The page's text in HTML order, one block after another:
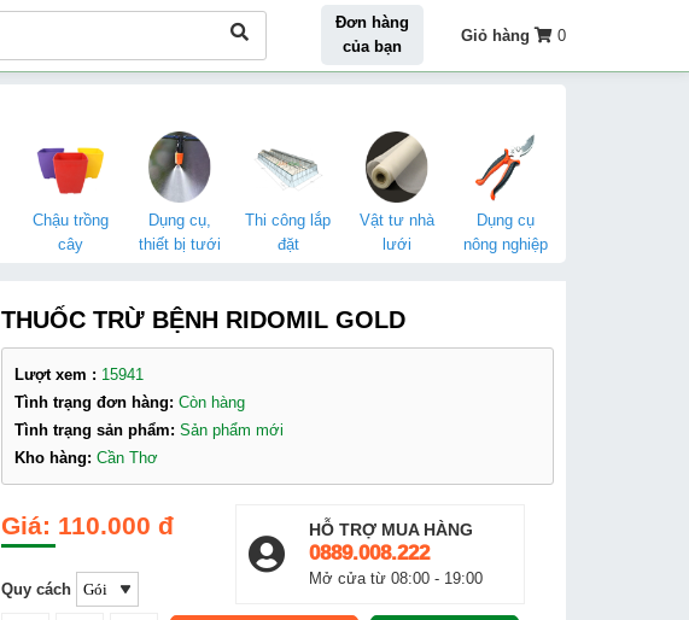
Đơn hàng
của bạn
Giỏ hàng 0
Chậu trồng
cây
Dụng cụ,
thiết bị tưới
Thi công lắp
đặt
Vật tư nhà
lưới
Dụng cụ
nông nghiệp
THUỐC TRỪ BỆNH RIDOMIL GOLD
Lượt xem : 15941
Tình trạng đơn hàng:Còn hàng
Tình trạng sản phẩm:Sản phẩm mới
Kho hàng:Cần Thơ
110.000 đ
Quy cách
HỖ TRỢ MUA HÀNG
0889.008.222
Mở cửa từ 08:00 - 19:00